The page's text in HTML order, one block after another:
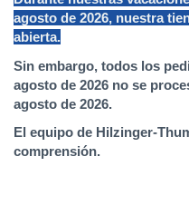
agosto de 2026, nuestra
abierta.
Sin embargo, todos los
agosto de 2026 no se
agosto de 2026.
El equipo de Hilzinger-
comprensión.